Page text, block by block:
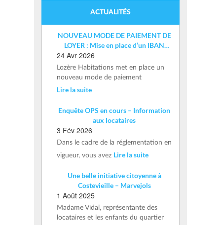
ACTUALITÉS
NOUVEAU MODE DE PAIEMENT DE
LOYER : Mise en place d’un IBAN
24 Avr 2026
Lozère Habitations met en place un
nouveau mode de paiement
Lire la suite
Enquête OPS en cours – Information
aux locataires
3 Fév 2026
Dans le cadre de la réglementation en
vigueur, vous avez Lire la suite
Une belle initiative citoyenne à
Costevieille – Marvejols
1 Août 2025
Madame Vidal, représentante des
locataires et les enfants du quartier